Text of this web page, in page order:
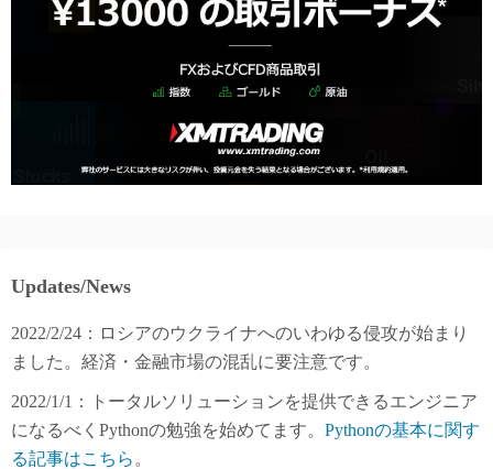
Updates/News
2022/2/24：ロシアのウクライナへのいわゆる侵攻が始まり
ました。経済・金融市場の混乱に要注意です。
2022/1/1：トータルソリューションを提供できるエンジニア
になるべくPythonの勉強を始めてます。 Pythonの基本に関す
る記事はこちら 。